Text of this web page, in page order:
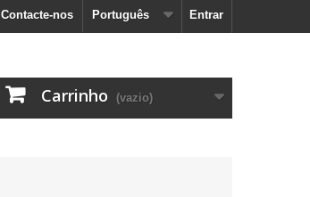
Entrar
Português
Contacte-nos
Carrinho (vazio)